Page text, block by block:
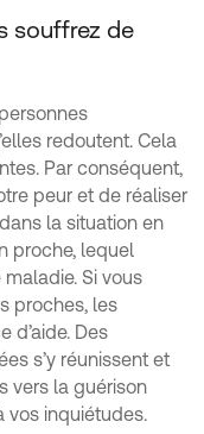
souffrez de
redoutent. Cela
Par conséquent,
peur et de réaliser
la situation en
proche, lequel
Si vous
proches, les
d’aide. Des
s’y réunissent et
vers la guérison
vos inquiétudes.